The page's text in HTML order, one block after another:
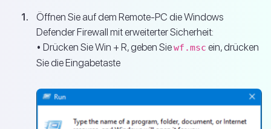
Öffnen Sie auf dem Remote-PC die Windows
Defender Firewall mit erweiterter Sicherheit:
• Drücken Sie Win + R, geben Siewf.msc ein, drücken
Sie die Eingabetaste